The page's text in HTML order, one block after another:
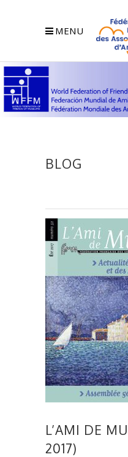
MENU
BLOG
L’AMI DE
2017)